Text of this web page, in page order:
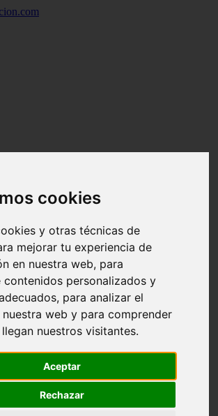
cookies
y otras técnicas de
mejorar tu experiencia de
en nuestra web, para
contenidos personalizados y
para analizar el
web y para comprender
nuestros visitantes.
Aceptar
Rechazar